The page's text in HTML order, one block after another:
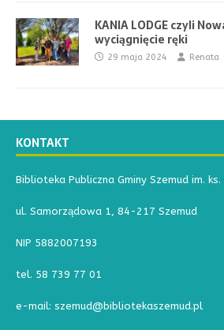
KANIA LODGE czyli
wyciągnięcie ręki
29 maja 2024 Renata
KONTAKT
Biblioteka Publiczna Gminy Szemud im. ks.
ul. Samorządowa 1, 84-217 Szemud
NIP 5882007193
tel. 58 739 77 01
e-mail: szemud@bibliotekaszemud.pl